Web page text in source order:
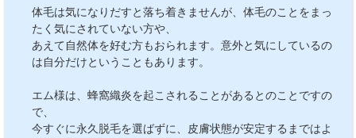
体毛は気になりだすと落ち着きませんが、体毛のことをまっ
たく気にされていない方や、
あえて自然体を好む方もおられます。意外と気にしているの
は自分だけということもあります。
エム様は、蜂窩織炎を起こされることがあるとのことですの
で、
今すぐに永久脱毛を選ばずに、皮膚状態が安定するまではよ